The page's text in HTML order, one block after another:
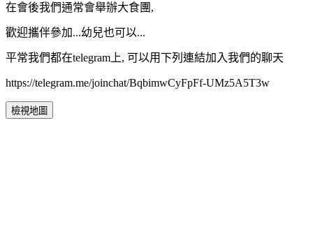
在會後我們通常會舉辦大食團,
歡迎攜伴參加...幼兒也可以...
平常我們都在telegram上, 可以用下列連結加入我們的聊天
https://telegram.me/joinchat/BqbimwCyFpFf-UMz5A5T3w
檢視地圖